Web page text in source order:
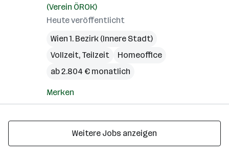
(Verein ÖROK)
Heute veröffentlicht
Wien 1. Bezirk (Innere Stadt)
Vollzeit, Teilzeit
Homeoffice
ab 2.804 € monatlich
Merken
Weitere Jobs anzeigen